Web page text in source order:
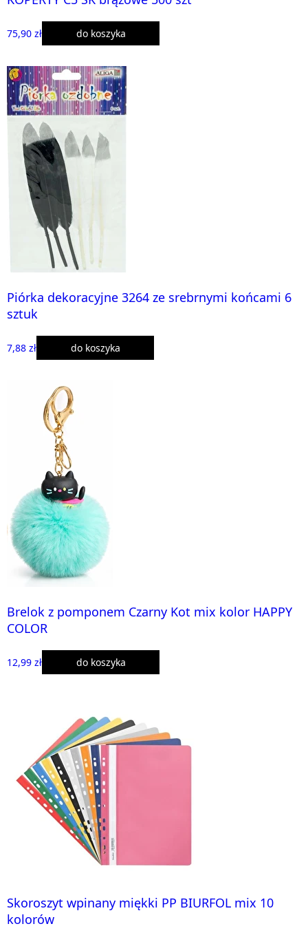
75,90 zł do koszyka
Piórka dekoracyjne 3264 ze srebrnymi końcami 6
sztuk
7,88 zł do koszyka
Brelok z pomponem Czarny Kot mix kolor HAPPY
COLOR
12,99 zł do koszyka
Skoroszyt wpinany miękki PP BIURFOL mix 10
kolorów